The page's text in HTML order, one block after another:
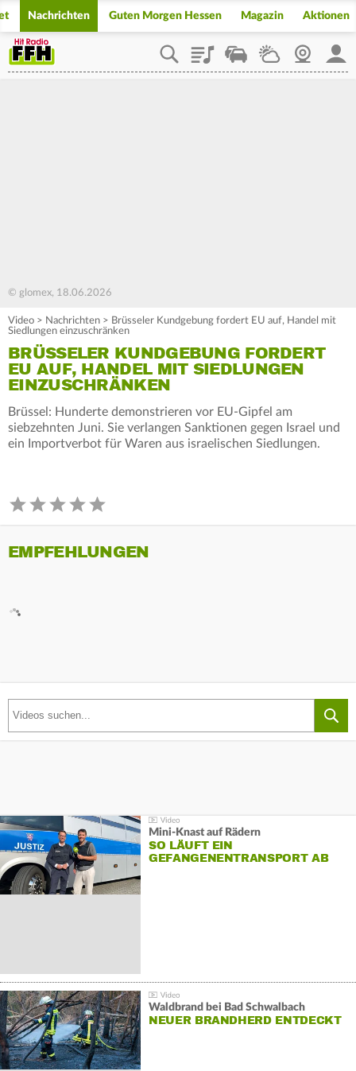
Nachrichten Guten Morgen Hessen Magazin Aktionen
PlaylistStaupilotWetterWebcam
© glomex, 18.06.2026
Video > Nachrichten > Brüsseler Kundgebung fordert EU auf, Handel mit
Siedlungen einzuschränken
BRÜSSELER KUNDGEBUNG FORDERT
EU AUF, HANDEL MIT SIEDLUNGEN
EINZUSCHRÄNKEN
Brüssel: Hunderte demonstrieren vor EU-Gipfel am
siebzehnten Juni. Sie verlangen Sanktionen gegen Israel und
ein Importverbot für Waren aus israelischen Siedlungen.
EMPFEHLUNGEN
Mini-Knast auf Rädern
SO LÄUFT EIN
GEFANGENENTRANSPORT AB
Waldbrand bei Bad Schwalbach
NEUER BRANDHERD ENTDECKT